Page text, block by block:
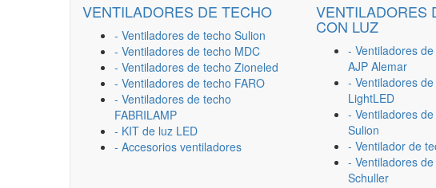
VENTILADORES DE TECHO
- Ventiladores de techo Sulion
- Ventiladores de techo MDC
- Ventiladores de techo Zioneled
- Ventiladores de techo FARO
- Ventiladores de techo
FABRILAMP
- KIT de luz LED
- Accesorios ventiladores
VENTILADORES
CON LUZ
- Ventiladores
AJP Alemar
- Ventiladores
LightLED
- Ventiladores
Sulion
- Ventilador de
- Ventiladores
Schuller